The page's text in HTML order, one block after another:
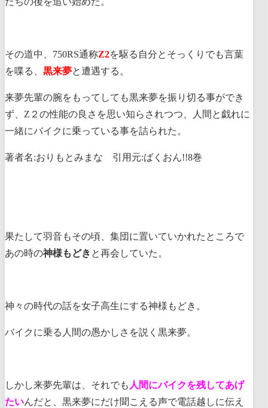
その道中、750RS通称Z2を駆る自分とそっくりでも言葉
を喋る、 黒来夢と遭遇する。
来夢先輩の腕をもってしても黒来夢を振り切る事ができ
ず、Z２の性能の良さを思い知らされつつ、人間と戯れに
一緒にバイクに乗っている事を詰られた。
著者名:おりもとみまな 引用元:ばくおん!!8巻
果たして羽音もその頃、集団に置いていかれたところで
あの時の神様もどき と再会していた。
神々の時代の話を女子高生にする神様もどき。
バイクに乗る人間の愚かしさを説く黒来夢。
しかし来夢先輩は、それでも 人間にバイクを残してあげ
たいんだと、黒来夢にだけ聞こえる声で電話越しに伝え